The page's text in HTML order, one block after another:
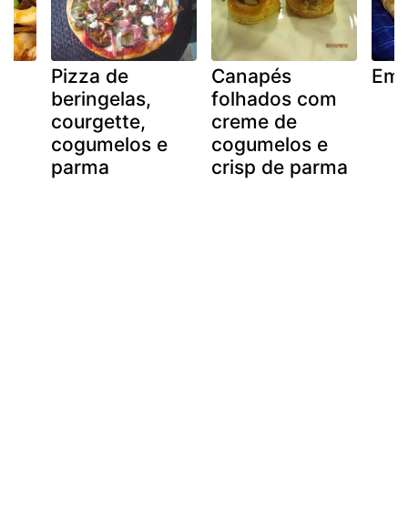
Pizza de
beringelas,
courgette,
cogumelos e
parma
Canapés
folhados com
creme de
cogumelos e
crisp de parma